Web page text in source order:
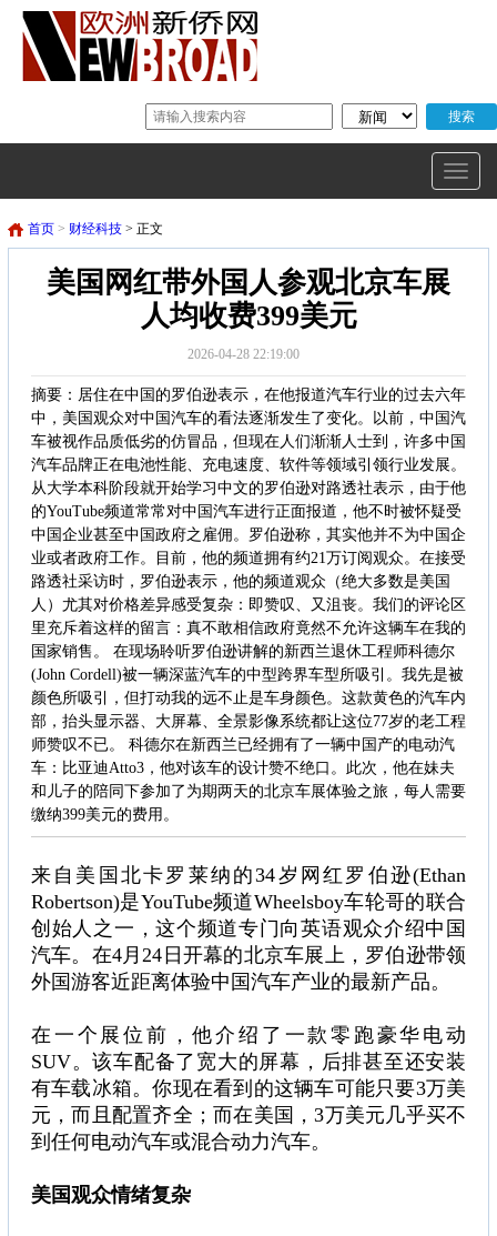
首页 > 财经科技 > 正文
美国网红带外国人参观北京车展
人均收费399美元
2026-04-28 22:19:00
摘要：居住在中国的罗伯逊表示，在他报道汽车行业的过去六年
中，美国观众对中国汽车的看法逐渐发生了变化。以前，中国汽
车被视作品质低劣的仿冒品，但现在人们渐渐人士到，许多中国
汽车品牌正在电池性能、充电速度、软件等领域引领行业发展。
从大学本科阶段就开始学习中文的罗伯逊对路透社表示，由于他
的YouTube频道常常对中国汽车进行正面报道，他不时被怀疑受
中国企业甚至中国政府之雇佣。罗伯逊称，其实他并不为中国企
业或者政府工作。目前，他的频道拥有约21万订阅观众。在接受
路透社采访时，罗伯逊表示，他的频道观众（绝大多数是美国
人）尤其对价格差异感受复杂：即赞叹、又沮丧。我们的评论区
里充斥着这样的留言：真不敢相信政府竟然不允许这辆车在我的
国家销售。 在现场聆听罗伯逊讲解的新西兰退休工程师科德尔
(John Cordell)被一辆深蓝汽车的中型跨界车型所吸引。我先是被
颜色所吸引，但打动我的远不止是车身颜色。这款黄色的汽车内
部，抬头显示器、大屏幕、全景影像系统都让这位77岁的老工程
师赞叹不已。 科德尔在新西兰已经拥有了一辆中国产的电动汽
车：比亚迪Atto3，他对该车的设计赞不绝口。此次，他在妹夫
和儿子的陪同下参加了为期两天的北京车展体验之旅，每人需要
缴纳399美元的费用。
来自美国北卡罗莱纳的34岁网红罗伯逊(Ethan
Robertson)是YouTube频道Wheelsboy车轮哥的联合
创始人之一，这个频道专门向英语观众介绍中国
汽车。在4月24日开幕的北京车展上，罗伯逊带领
外国游客近距离体验中国汽车产业的最新产品。
在一个展位前，他介绍了一款零跑豪华电动
SUV。该车配备了宽大的屏幕，后排甚至还安装
有车载冰箱。你现在看到的这辆车可能只要3万美
元，而且配置齐全；而在美国，3万美元几乎买不
到任何电动汽车或混合动力汽车。
美国观众情绪复杂